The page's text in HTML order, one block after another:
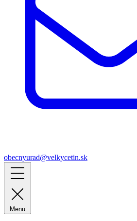
obecnyurad@velkycetin.sk
Menu